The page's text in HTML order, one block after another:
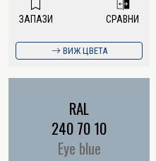
ЗАПАЗИ СРАВНИ
ВИЖ ЦВЕТА
RAL
240 70 10
Eye blue